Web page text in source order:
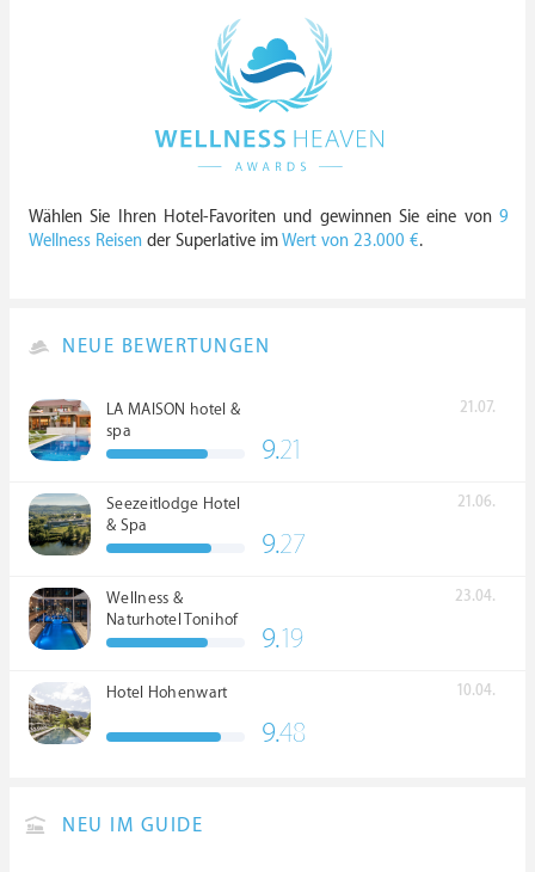
Wählen Sie Ihren Hotel-Favoriten und gewinnen Sie eine von 9
Wellness Reisen der Superlative imWert von 23.000 €.
NEUE BEWERTUNGEN
LA MAISON hotel &
spa
21.07.
9.21
Seezeitlodge Hotel
& Spa
21.06.
9.27
Wellness &
Naturhotel Tonihof
****S
23.04.
9.19
Hotel Hohenwart 10.04.
9.48
NEU IM GUIDE